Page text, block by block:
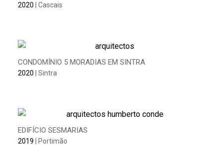
2020 | Cascais
CONDOMÍNIO 5 MORADIAS EM SINTRA
2020 | Sintra
EDIFÍCIO SESMARIAS
2019 | Portimão